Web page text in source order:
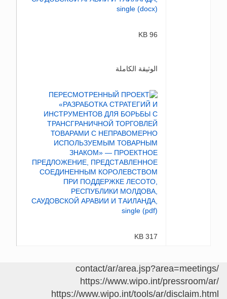
96 KB
الوثيقة الكاملة
317 KB
/contact/ar/area.jsp?area=meetings
https://www.wipo.int/pressroom/ar/
https://www.wipo.int/tools/ar/disclaim.html